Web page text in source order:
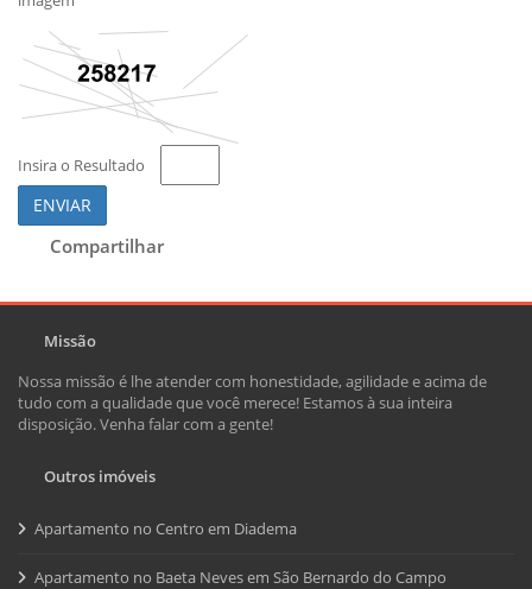
Insira o Resultado
ENVIAR
Compartilhar
Missão
Nossa missão é lhe atender com honestidade, agilidade e acima de
tudo com a qualidade que você merece! Estamos à sua inteira
disposição. Venha falar com a gente!
Outros imóveis
Apartamento no Centro em Diadema
Apartamento no Baeta Neves em São Bernardo do Campo